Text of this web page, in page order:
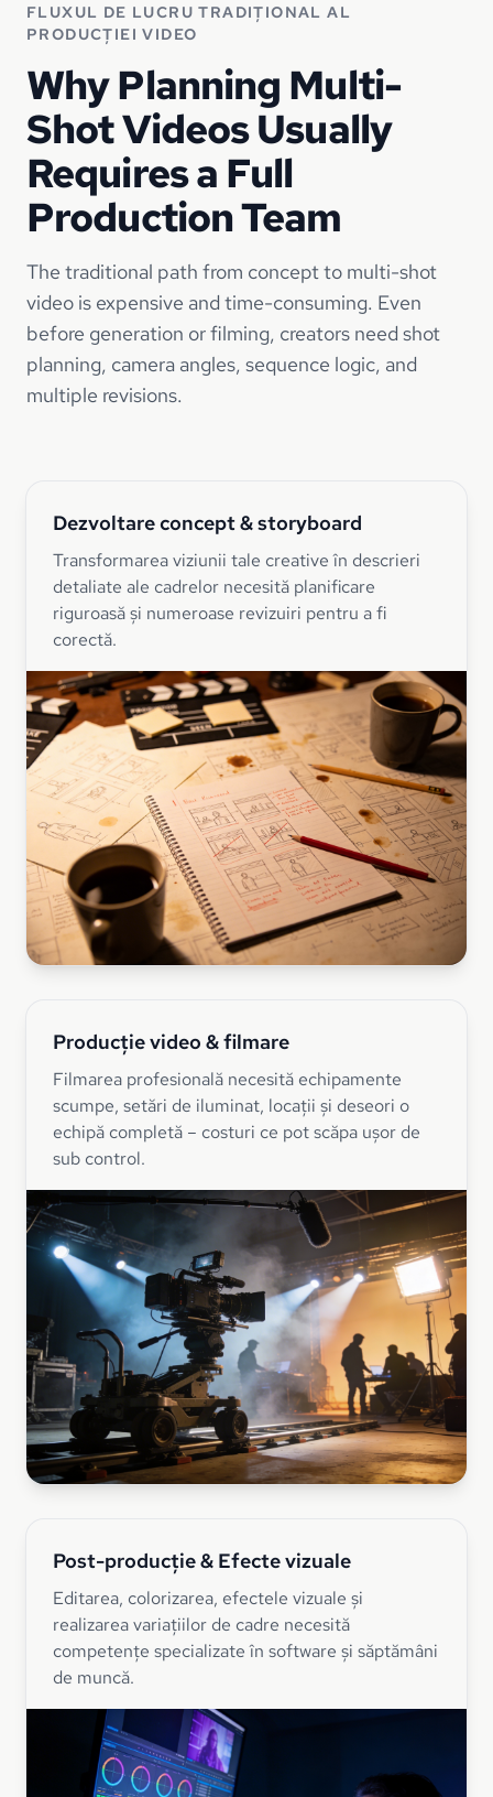
FLUXUL DE LUCRU TRADIȚIONAL AL
PRODUCȚIEI VIDEO
Why Planning Multi-
Shot Videos Usually
Requires a Full
Production Team
The traditional path from concept to multi-shot
video is expensive and time-consuming. Even
before generation or filming, creators need shot
planning, camera angles, sequence logic, and
multiple revisions.
Dezvoltare concept & storyboard
Transformarea viziunii tale creative în descrieri
detaliate ale cadrelor necesită planificare
riguroasă și numeroase revizuiri pentru a fi
corectă.
Producție video & filmare
Filmarea profesională necesită echipamente
scumpe, setări de iluminat, locații și deseori o
echipă completă – costuri ce pot scăpa ușor de
sub control.
Post-producție & Efecte vizuale
Editarea, colorizarea, efectele vizuale și
realizarea variațiilor de cadre necesită
competențe specializate în software și săptămâni
de muncă.